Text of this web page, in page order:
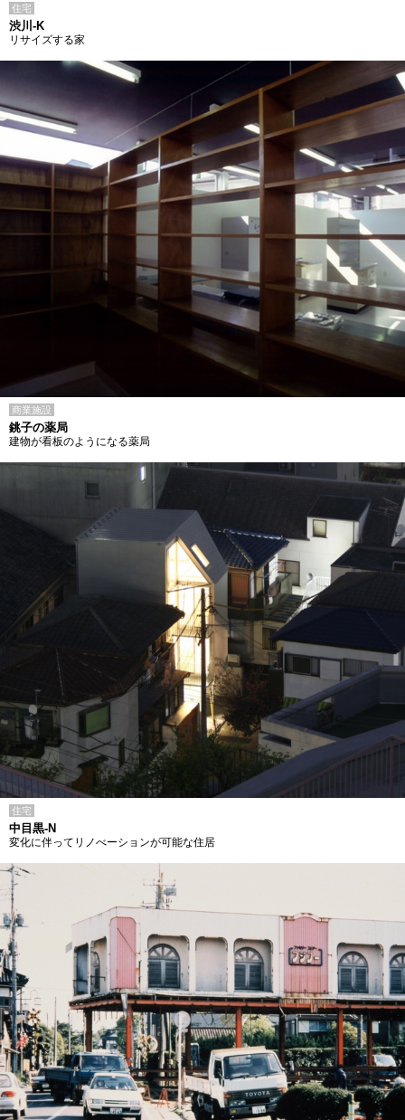
住宅
渋川-K
リサイズする家
商業施設
銚子の薬局
建物が看板のようになる薬局
住宅
中目黒-N
変化に伴ってリノべーションが可能な住居